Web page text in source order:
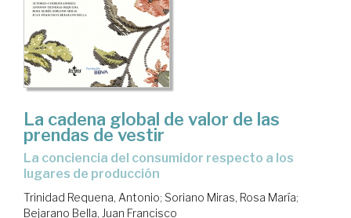
La cadena global de valor de las
prendas de vestir
la conciencia del consumidor respecto a los
lugares de producción
Trinidad Requena, Antonio; Soriano Miras, Rosa María;
Bejarano Bella, Juan Francisco